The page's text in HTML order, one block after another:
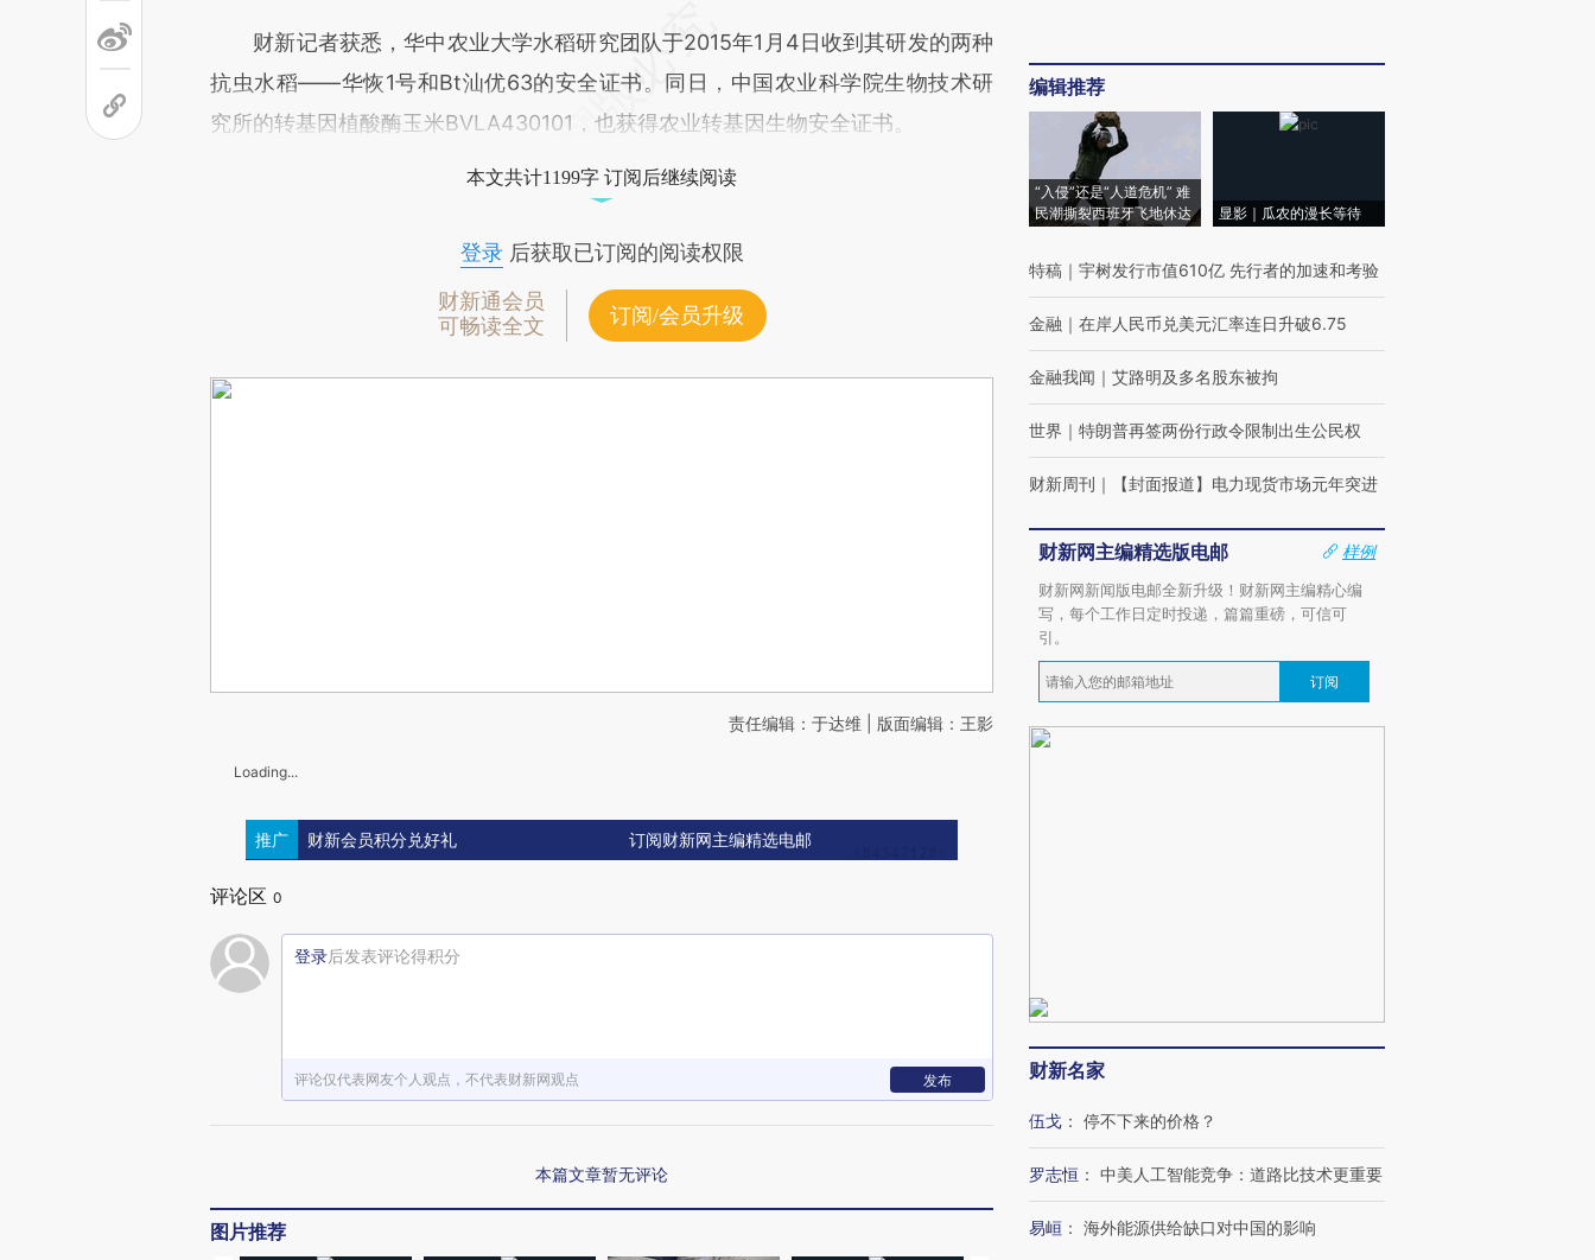
财新记者获悉，华中农业大学水稻研究团队于2015年1月4日收到其研发的两种
抗虫水稻——华恢1号和Bt汕优63的安全证书。同日，中国农业科学院生物技术研
究所的转基因植酸酶玉米BVLA430101，也获得农业转基因生物安全证书。
本文共计1199字 订阅后继续阅读
登录后获取已订阅的阅读权限
财新通会员
可畅读全文
订阅/会员升级
责任编辑：于达维 | 版面编辑：王影
Loading...
推广 财新会员积分兑好礼 订阅财新网主编精选电邮
评论区 0
登录后发表评论得积分
评论仅代表网友个人观点，不代表财新网观点 发布
本篇文章暂无评论
图片推荐
编辑推荐
“入侵”还是“人道危机” 难
民潮撕裂西班牙飞地休达
显影｜瓜农的漫长等待
特稿 ｜ 宇树发行市值610亿 先行者的加速和考验
金融 ｜ 在岸人民币兑美元汇率连日升破6.75
金融我闻 ｜ 艾路明及多名股东被拘
世界 ｜ 特朗普再签两份行政令限制出生公民权
财新周刊 ｜ 【封面报道】电力现货市场元年突进
财新网主编精选版电邮
样例
财新网新闻版电邮全新升级！财新网主编精心编
写，每个工作日定时投递，篇篇重磅，可信可
引。
订阅
财新名家
伍戈 ： 停不下来的价格？
罗志恒 ： 中美人工智能竞争：道路比技术更重要
易峘 ： 海外能源供给缺口对中国的影响